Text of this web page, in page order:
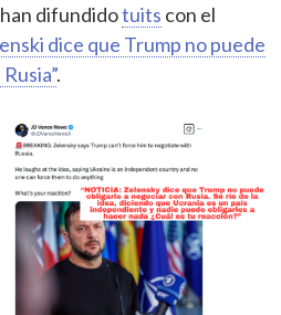
difundidotuits con el
dice que Trump no puede
.